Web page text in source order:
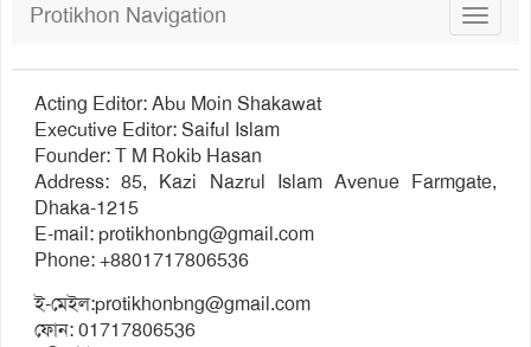
Toggle
Protikhon Navigation
Acting Editor: Abu Moin Shakawat
Executive Editor: Saiful Islam
Founder: T M Rokib Hasan
Address: 85, Kazi Nazrul Islam Avenue Farmgate,
Dhaka-1215
E-mail:protikhonbng@gmail.com
Phone: +8801717806536
ই-মেইল:protikhonbng@gmail.com
ফোন: 01717806536